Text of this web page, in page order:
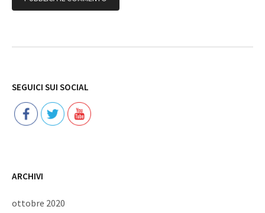
SEGUICI SUI SOCIAL
ARCHIVI
ottobre 2020